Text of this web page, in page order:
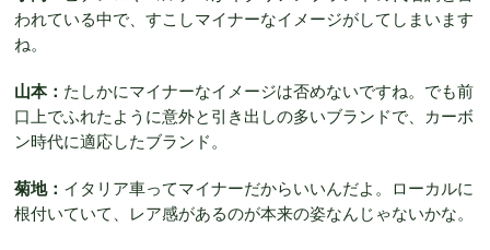
われている中で、すこしマイナーなイメージがしてしまいます
ね。
山本： たしかにマイナーなイメージは否めないですね。でも前
口上でふれたように意外と引き出しの多いブランドで、カーボ
ン時代に適応したブランド。
菊地： イタリア車ってマイナーだからいいんだよ。ローカルに
根付いていて、レア感があるのが本来の姿なんじゃないかな。